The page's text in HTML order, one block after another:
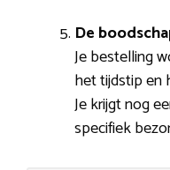
De
Je bestelling
het tijdstip en
Je krijgt nog
specifiek